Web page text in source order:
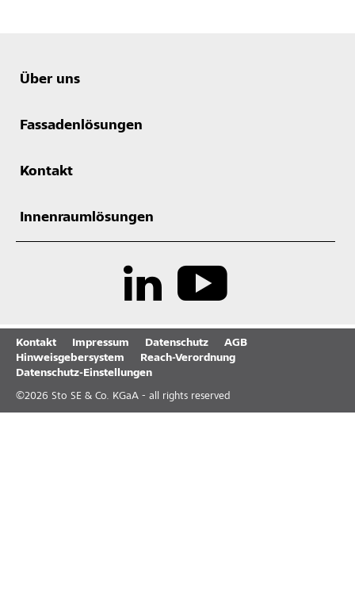
Über uns
Fassadenlösungen
Kontakt
Innenraumlösungen
Kontakt Impressum Datenschutz
AGB
Hinweisgebersystem
Reach-Verordnung
Datenschutz-Einstellungen
©2026 Sto SE & Co. KGaA - all rights reserved